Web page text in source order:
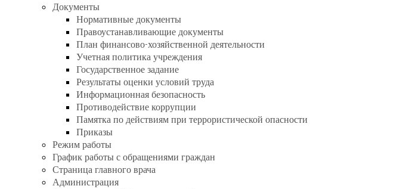
Документы
Нормативные документы
Правоустанавливающие документы
План финансово-хозяйственной деятельности
Учетная политика учреждения
Государственное задание
Результаты оценки условий труда
Информационная безопасность
Противодействие коррупции
Памятка по действиям при террористической опасности
Приказы
Режим работы
График работы с обращениями граждан
Страница главного врача
Администрация